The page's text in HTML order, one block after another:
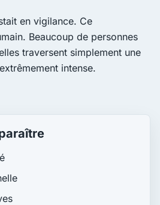
en vigilance. Ce
Beaucoup de personnes
traversent simplement une
intense.